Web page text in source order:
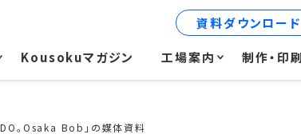
Kousokuマガジン 工場案内 制作・印
資料ダウンロード
。Osaka Bob」の媒体資料